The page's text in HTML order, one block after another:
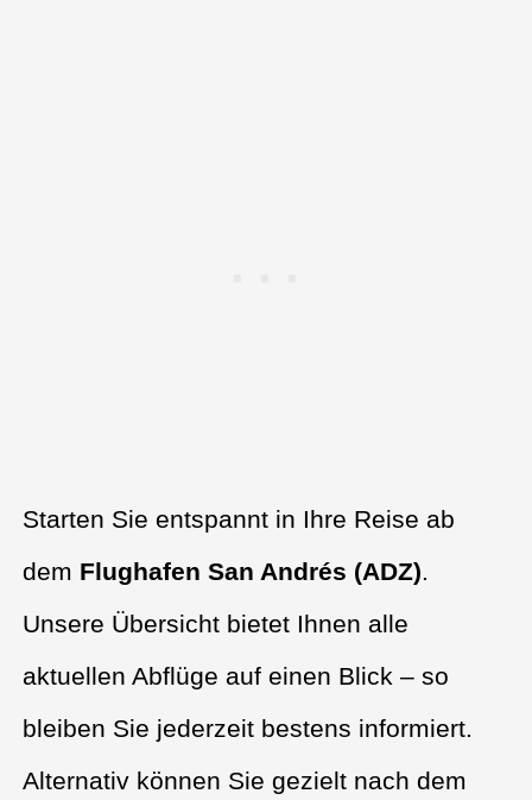
Starten Sie entspannt in Ihre Reise ab
dem Flughafen San Andrés (ADZ).
Unsere Übersicht bietet Ihnen alle
aktuellen Abflüge auf einen Blick – so
bleiben Sie jederzeit bestens informiert.
Alternativ können Sie gezielt nach dem